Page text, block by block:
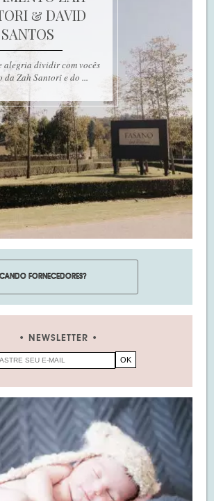
& DAVID
SANTOS
alegria dividir com vocês
da Zah Santori e do ...
NEWSLETTER